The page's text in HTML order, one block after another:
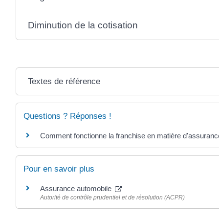
Diminution de la cotisation
Textes de référence
Questions ? Réponses !
Comment fonctionne la franchise en matière
Pour en savoir plus
Assurance automobile
Autorité de contrôle prudentiel et de résolution (ACPR)